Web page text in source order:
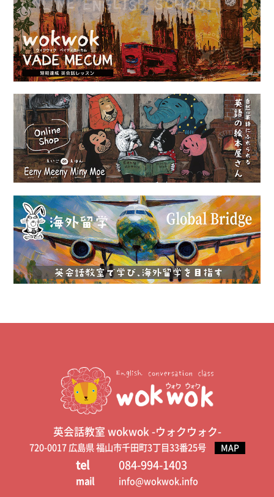
英会話教室 wokwok -ウォクウォク-
720-0017 広島県 福山市千田町3丁目33番25号 MAP
tel 084-994-1403
mail info@wokwok.info